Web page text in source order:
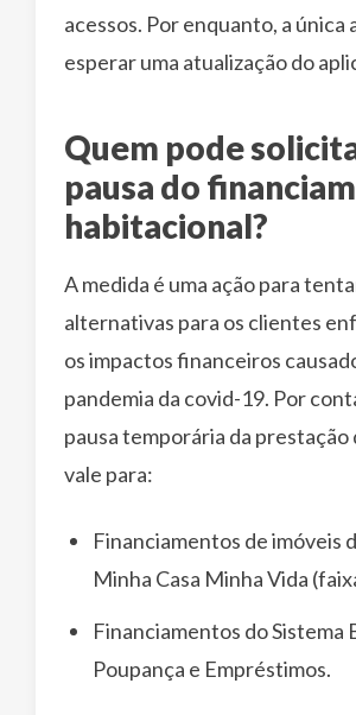
acessos. Por enquanto, a única
esperar uma atualização do
Quem pode
pausa do
habitacional?
A medida é uma ação para
alternativas para os clientes
os impactos financeiros
pandemia da covid-19. Por
pausa temporária da prestação
vale para:
Financiamentos de imóveis
Minha Casa Minha Vida
Financiamentos do Sistema
Poupança e Empréstimos.